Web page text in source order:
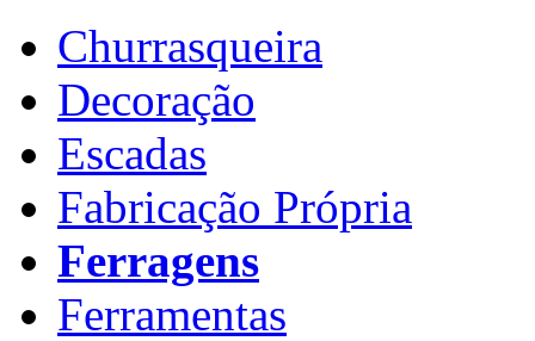
Churrasqueira
Decoração
Escadas
Fabricação Própria
Ferragens
Ferramentas